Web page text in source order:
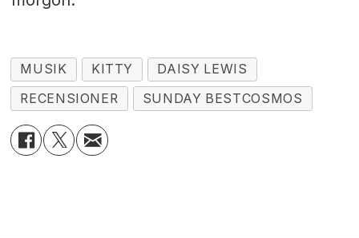
MUSIK KITTY
DAISY LEWIS
RECENSIONER
SUNDAY BESTCOSMOS